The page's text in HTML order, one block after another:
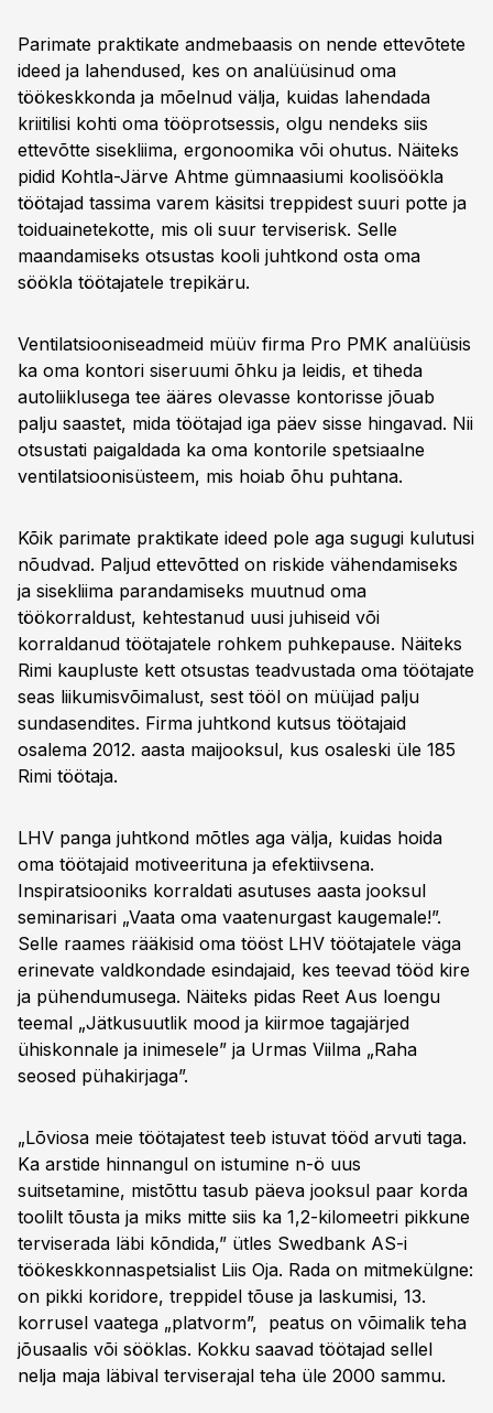
Parimate praktikate andmebaasis on nende ettevõtete
ideed ja lahendused, kes on analüüsinud oma
töökeskkonda ja mõelnud välja, kuidas lahendada
kriitilisi kohti oma tööprotsessis, olgu nendeks siis
ettevõtte sisekliima, ergonoomika või ohutus. Näiteks
pidid Kohtla-Järve Ahtme gümnaasiumi koolisöökla
töötajad tassima varem käsitsi treppidest suuri potte ja
toiduainetekotte, mis oli suur terviserisk. Selle
maandamiseks otsustas kooli juhtkond osta oma
söökla töötajatele trepikäru.
Ventilatsiooniseadmeid müüv firma Pro PMK analüüsis
ka oma kontori siseruumi õhku ja leidis, et tiheda
autoliiklusega tee ääres olevasse kontorisse jõuab
palju saastet, mida töötajad iga päev sisse hingavad. Nii
otsustati paigaldada ka oma kontorile spetsiaalne
ventilatsioonisüsteem, mis hoiab õhu puhtana.
Kõik parimate praktikate ideed pole aga sugugi kulutusi
nõudvad. Paljud ettevõtted on riskide vähendamiseks
ja sisekliima parandamiseks muutnud oma
töökorraldust, kehtestanud uusi juhiseid või
korraldanud töötajatele rohkem puhkepause. Näiteks
Rimi kaupluste kett otsustas teadvustada oma töötajate
seas liikumisvõimalust, sest tööl on müüjad palju
sundasendites. Firma juhtkond kutsus töötajaid
osalema 2012. aasta maijooksul, kus osaleski üle 185
Rimi töötaja.
LHV panga juhtkond mõtles aga välja, kuidas hoida
oma töötajaid motiveerituna ja efektiivsena.
Inspiratsiooniks korraldati asutuses aasta jooksul
seminarisari „Vaata oma vaatenurgast kaugemale!”.
Selle raames rääkisid oma tööst LHV töötajatele väga
erinevate valdkondade esindajaid, kes teevad tööd kire
ja pühendumusega. Näiteks pidas Reet Aus loengu
teemal „Jätkusuutlik mood ja kiirmoe tagajärjed
ühiskonnale ja inimesele” ja Urmas Viilma „Raha
seosed pühakirjaga”.
„Lõviosa meie töötajatest teeb istuvat tööd arvuti taga.
Ka arstide hinnangul on istumine n-ö uus
suitsetamine, mistõttu tasub päeva jooksul paar korda
toolilt tõusta ja miks mitte siis ka 1,2-kilomeetri pikkune
terviserada läbi kõndida,” ütles Swedbank AS-i
töökeskkonnaspetsialist Liis Oja. Rada on mitmekülgne:
on pikki koridore, treppidel tõuse ja laskumisi, 13.
korrusel vaatega „platvorm”, peatus on võimalik teha
jõusaalis või sööklas. Kokku saavad töötajad sellel
nelja maja läbival terviserajal teha üle 2000 sammu.